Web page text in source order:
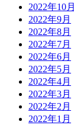
2022年10月
2022年9月
2022年8月
2022年7月
2022年6月
2022年5月
2022年4月
2022年3月
2022年2月
2022年1月